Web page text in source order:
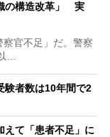
の構造改革」 実
官不足」だ。警察
…
験者数は10年間で2
えて「患者不足」に